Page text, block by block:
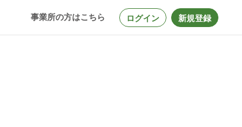
事業所の方はこちら ログイン 新規登録